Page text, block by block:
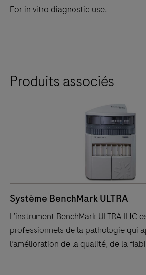
For in vitro diagnostic use.
Produits associés
Système BenchMark ULTRA
L’instrument BenchMark ULTRA IHC
professionnels de la pathologie qui
l’amélioration de la qualité, de la